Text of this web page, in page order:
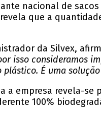
nacional de
que a
da Silvex,
isso consideramos
É uma
a empresa revela-
100%